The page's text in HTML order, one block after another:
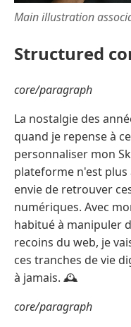
Main illustration
Structured
core/paragraph
La nostalgie des
quand je repense à
personnaliser mon
plateforme n'est plus
envie de retrouver
numériques. Avec
habitué à manipuler
recoins du web, je
ces tranches de vie
à jamais. 🕰️
core/paragraph